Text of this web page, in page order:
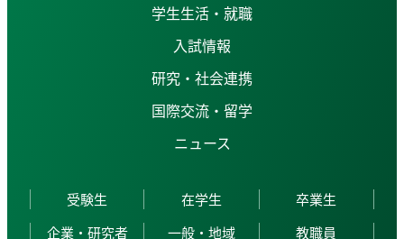
学生生活・就職
入試情報
研究・社会連携
国際交流・留学
ニュース
受験生 在学生
卒業生
企業・研究者
一般・地域 教職員